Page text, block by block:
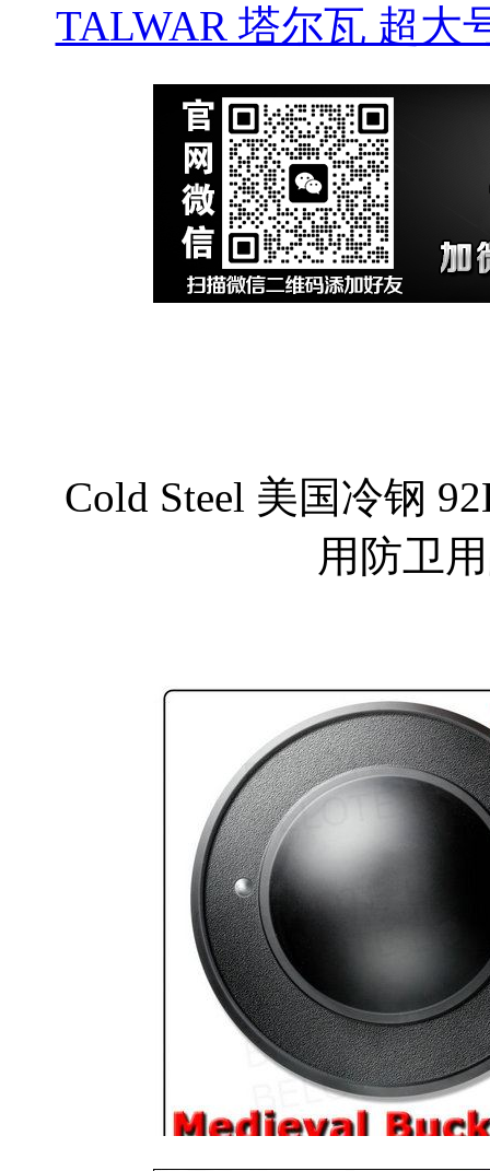
TALWAR 塔尔瓦 超大
Cold Steel 美国冷钢
用防卫